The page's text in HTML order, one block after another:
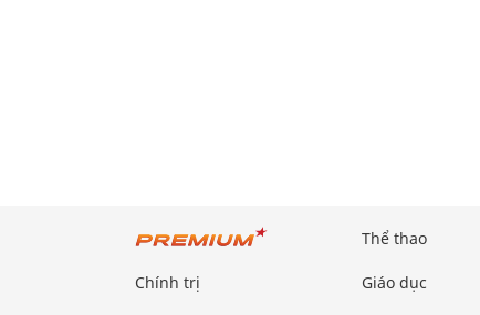
Chính trị
Thể thao
Giáo dục